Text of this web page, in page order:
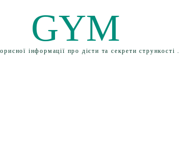
GYM
інформації про дієти та секрети стрункості .